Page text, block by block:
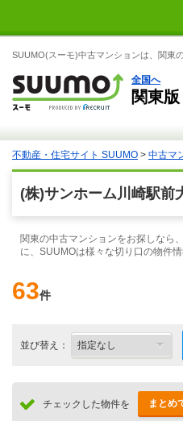
SUUMO(スーモ)中古マンションは、関東
全国へ
関東版
不動産・住宅サイト SUUMO > 中古マ
(株)サンホーム川崎駅
関東の中古マンションをお探しなら
に、SUUMOは様々な切り口の物件
63件
並び替え：
チェックした物件を まとめ